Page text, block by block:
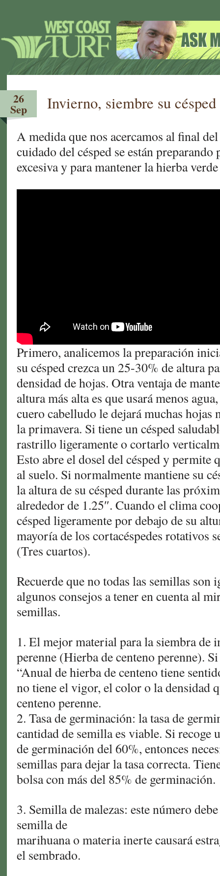
26
Sep Invierno, siembre su
A medida que nos acercamos al final
cuidado del césped se están preparando
excesiva y para mantener la hierba
Primero, analicemos la preparación
su césped crezca un 25-30% de altura
densidad de hojas. Otra ventaja de
altura más alta es que usará menos
cuero cabelludo le dejará muchas hojas
la primavera. Si tiene un césped
rastrillo ligeramente o cortarlo
Esto abre el dosel del césped y permite
al suelo. Si normalmente mantiene su
la altura de su césped durante las
alrededor de 1.25″. Cuando el clima
césped ligeramente por debajo de su
mayoría de los cortacéspedes rotativos
(Tres cuartos).
Recuerde que no todas las semillas son
algunos consejos a tener en cuenta al
semillas.
1. El mejor material para la siembra de
perenne (Hierba de centeno perenne).
“Anual de hierba de centeno tiene
no tiene el vigor, el color o la densidad
centeno perenne.
2. Tasa de germinación: la tasa de
cantidad de semilla es viable. Si recoge
de germinación del 60%, entonces
semillas para dejar la tasa correcta.
bolsa con más del 85% de germinación.
3. Semilla de malezas: este número
semilla de
marihuana o materia inerte causará
el sembrado.